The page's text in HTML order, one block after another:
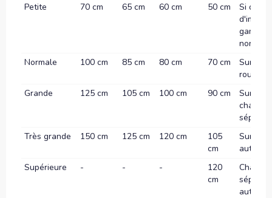
Petite
70 cm 65 cm 60 cm 50 cm
Si
gamme
normale
Normale
100 cm 85 cm 80 cm 70 cm
Sur
routes
Grande
125 cm 105 cm 100 cm 90 cm
Sur
Très grande
150 cm 125 cm 120 cm
105
cm
Sur
Supérieure
- - -
120
cm